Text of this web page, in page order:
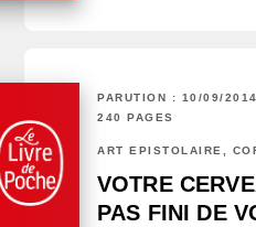
PARUTION : 10/09/2014
240 PAGES
ART ÉPISTOLAIRE,
VOTRE
PAS FINI DE